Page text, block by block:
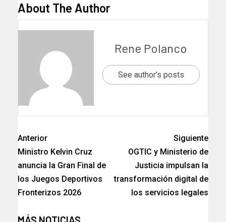
About The Author
Rene Polanco
See author's posts
Anterior
Ministro Kelvin Cruz
anuncia la Gran Final de
los Juegos Deportivos
Fronterizos 2026
Siguiente
OGTIC y Ministerio de
Justicia impulsan la
transformación digital de
los servicios legales